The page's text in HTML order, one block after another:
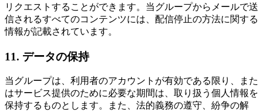
リクエストすることができます。当グループからメールで送
信されるすべてのコンテンツには、配信停止の方法に関する
情報が記載されています。
11. データの保持
当グループは、利用者のアカウントが有効である限り、また
はサービス提供のために必要な期間は、取り扱う個人情報を
保持するものとします。また、法的義務の遵守、紛争の解